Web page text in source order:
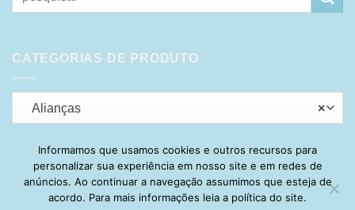
por:
CATEGORIAS DE PRODUTO
×
Alianças
Visa PayPal Stripe MasterCard
Cash
On
Delivery
HOME SOBRE POLÍTICA DE PRIVACIDADE
ENTREGA
Informamos que usamos cookies e outros recursos para
personalizar sua experiência em nosso site e em redes de
anúncios. Ao continuar a navegação assumimos que esteja de
acordo. Para mais informações leia a política do site.